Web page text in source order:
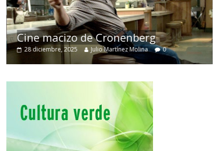
Cine macizo de Cronenberg
28 diciembre, 2025 Julio Martínez Molina 0